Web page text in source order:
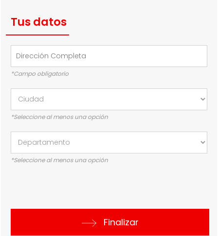
Tus datos
*Campo obligatorio
*Seleccione al menos una opción
*Seleccione al menos una opción
Finalizar